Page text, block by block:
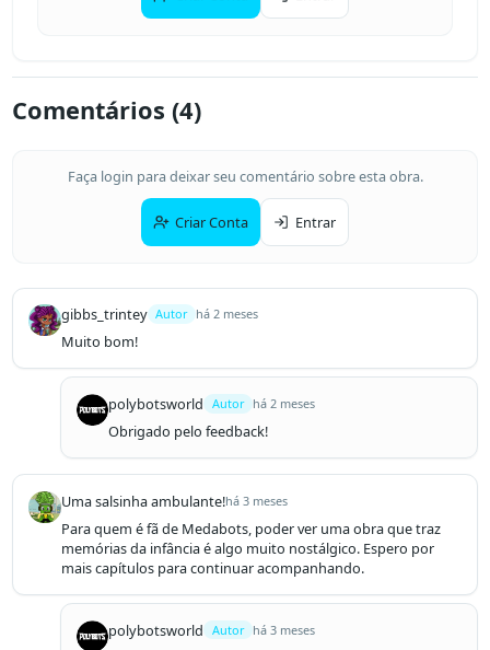
Comentários (4)
Faça login para deixar seu comentário sobre esta obra.
Criar Conta Entrar
gibbs_trintey Autor há 2 meses
Muito bom!
polybotsworld Autor há 2 meses
Obrigado pelo feedback!
Uma salsinha ambulante!há 3 meses
Para quem é fã de Medabots, poder ver uma obra que traz
memórias da infância é algo muito nostálgico. Espero por
mais capítulos para continuar acompanhando.
polybotsworld Autor há 3 meses